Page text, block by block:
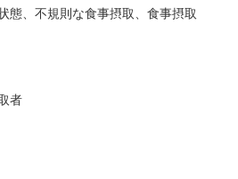
態、不規則な食事摂取、食事摂取
者